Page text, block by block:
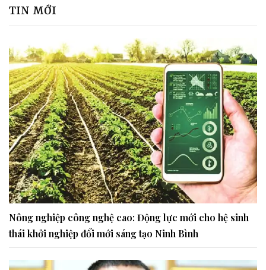
TIN MỚI
Nông nghiệp công nghệ cao: Động lực mới cho hệ sinh
thái khởi nghiệp đổi mới sáng tạo Ninh Bình